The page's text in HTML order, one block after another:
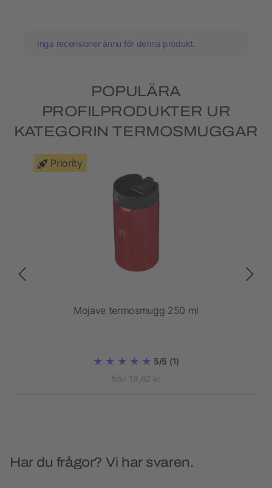
Inga recensioner ännu för denna produkt.
POPULÄRA
PROFILPRODUKTER UR
KATEGORIN TERMOSMUGGAR
Priority
Mojave termosmugg 250 ml
5/5 (1)
från 19,62 kr
Har du frågor? Vi har svaren.